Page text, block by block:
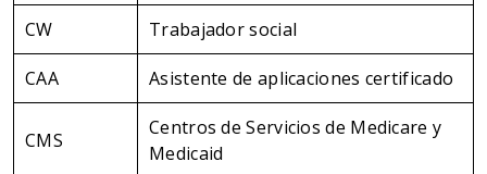
CW Trabajador social
CAA Asistente de aplicaciones certificado
CMS
Centros de Servicios de Medicare y
Medicaid